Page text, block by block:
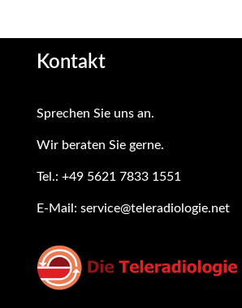
Kontakt
Sprechen Sie uns an.
Wir beraten Sie gerne.
Tel.: +49 5621 7833 1551
E-Mail: service@teleradiologie.net